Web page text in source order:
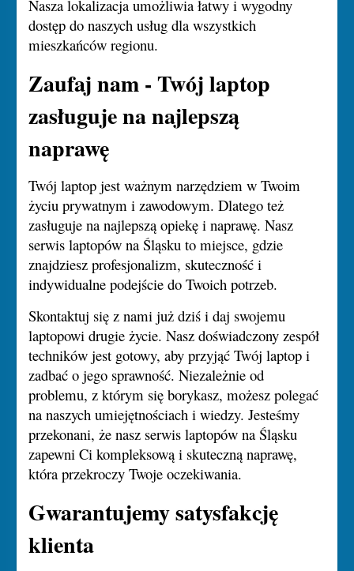
Nasza lokalizacja umożliwia łatwy i wygodny
dostęp do naszych usług dla wszystkich
mieszkańców regionu.
Zaufaj nam - Twój laptop
zasługuje na najlepszą
naprawę
Twój laptop jest ważnym narzędziem w Twoim
życiu prywatnym i zawodowym. Dlatego też
zasługuje na najlepszą opiekę i naprawę. Nasz
serwis laptopów na Śląsku to miejsce, gdzie
znajdziesz profesjonalizm, skuteczność i
indywidualne podejście do Twoich potrzeb.
Skontaktuj się z nami już dziś i daj swojemu
laptopowi drugie życie. Nasz doświadczony zespół
techników jest gotowy, aby przyjąć Twój laptop i
zadbać o jego sprawność. Niezależnie od
problemu, z którym się borykasz, możesz polegać
na naszych umiejętnościach i wiedzy. Jesteśmy
przekonani, że nasz serwis laptopów na Śląsku
zapewni Ci kompleksową i skuteczną naprawę,
która przekroczy Twoje oczekiwania.
Gwarantujemy satysfakcję
klienta